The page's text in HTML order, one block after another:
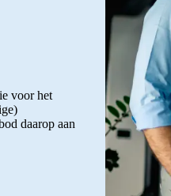
voor het
daarop aan